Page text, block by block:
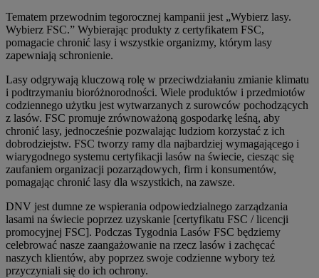
Tematem przewodnim tegorocznej kampanii jest „Wybierz lasy.
Wybierz FSC.” Wybierając produkty z certyfikatem FSC,
pomagacie chronić lasy i wszystkie organizmy, którym lasy
zapewniają schronienie.
Lasy odgrywają kluczową rolę w przeciwdziałaniu zmianie klimatu
i podtrzymaniu bioróżnorodności. Wiele produktów i przedmiotów
codziennego użytku jest wytwarzanych z surowców pochodzących
z lasów. FSC promuje zrównoważoną gospodarkę leśną, aby
chronić lasy, jednocześnie pozwalając ludziom korzystać z ich
dobrodziejstw. FSC tworzy ramy dla najbardziej wymagającego i
wiarygodnego systemu certyfikacji lasów na świecie, ciesząc się
zaufaniem organizacji pozarządowych, firm i konsumentów,
pomagając chronić lasy dla wszystkich, na zawsze.
DNV jest dumne ze wspierania odpowiedzialnego zarządzania
lasami na świecie poprzez uzyskanie [certyfikatu FSC / licencji
promocyjnej FSC]. Podczas Tygodnia Lasów FSC będziemy
celebrować nasze zaangażowanie na rzecz lasów i zachęcać
naszych klientów, aby poprzez swoje codzienne wybory też
przyczyniali się do ich ochrony.